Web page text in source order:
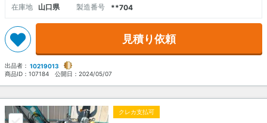
在庫地
山口県 製造番号 **704
見積り依頼
出品者： 10219013
商品ID： 107184 公開日： 2024/05/07
クレカ支払可